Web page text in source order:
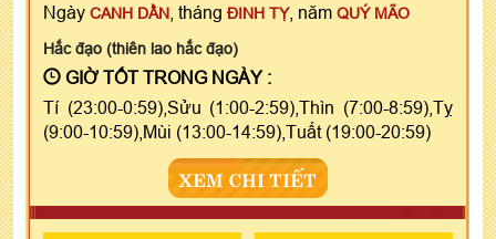
Ngày CANH DẦN , tháng ĐINH TỴ, năm QUÝ MÃO
Hắc đạo (thiên lao hắc đạo)
GIỜ TỐT TRONG NGÀY :
Tí (23:00-0:59),Sửu (1:00-2:59),Thìn (7:00-8:59),Tỵ
(9:00-10:59),Mùi (13:00-14:59),Tuất (19:00-20:59)
XEM CHI TIẾT